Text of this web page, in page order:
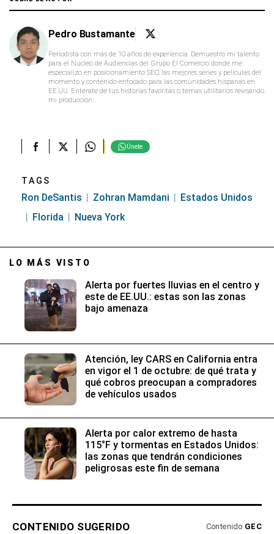
Pedro Bustamante
Periodista con más de 10 años de experiencia. Demuestro mi talento
para el Núcleo de Audiencias del Grupo El Comercio donde me
especializo en posicionamiento SEO, las mejores series y películas del
momento y contenido enfocado para las comunidades hispanas en
EE.UU. Entérate de tus historias favoritas o temas utilitarios revisando
mi producción.
Únete
TAGS
Ron DeSantis Zohran Mamdani
Estados Unidos
Florida
Nueva York
LO MÁS VISTO
Alerta por fuertes lluvias en el centro y
este de EE.UU.: estas son las zonas
bajo amenaza
Atención, ley CARS en California entra
en vigor el 1 de octubre: de qué trata y
qué cobros preocupan a compradores
de vehículos usados
Alerta por calor extremo de hasta
115°F y tormentas en Estados Unidos:
las zonas que tendrán condiciones
peligrosas este fin de semana
CONTENIDO SUGERIDO Contenido GEC